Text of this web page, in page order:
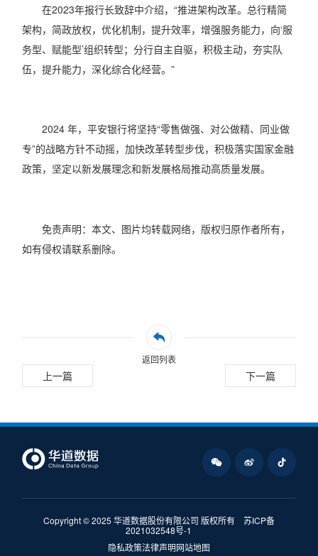
在2023年报行长致辞中介绍，“推进架构改革。总行精简
架构，简政放权，优化机制，提升效率，增强服务能力，向‘服
务型、赋能型’组织转型；分行自主自驱，积极主动，夯实队
伍，提升能力，深化综合化经营。”
2024 年，平安银行将坚持“零售做强、对公做精、同业做
专”的战略方针不动摇，加快改革转型步伐，积极落实国家金融
政策，坚定以新发展理念和新发展格局推动高质量发展。
免责声明：本文、图片均转载网络，版权归原作者所有，
如有侵权请联系删除。
返回列表
上一篇 下一篇
Copyright © 2025 华道数据股份有限公司 版权所有
苏ICP备
2021032548号-1
隐私政策法律声明网站地图